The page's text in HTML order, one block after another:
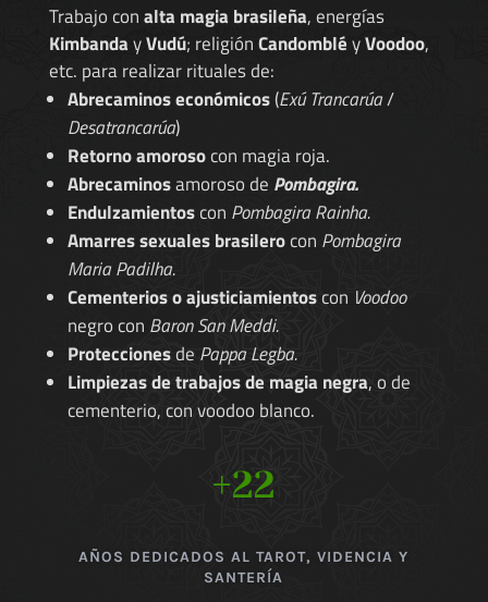
Trabajo conalta magia brasileña, energías
KimbandayVudú; religiónCandombléyVoodoo,
etc. para realizar rituales de:
Abrecaminos económicos(Exú Trancarúa/
Desatrancarúa)
Retorno amorosocon magia roja.
Abrecaminosamoroso de Pombagira.
Endulzamientoscon Pombagira Rainha.
Amarres sexuales brasilerocon Pombagira
Maria Padilha.
Cementerios o ajusticiamientoscon Voodoo
negro con Baron San Meddi.
Proteccionesde Pappa Legba.
Limpiezas de trabajos de magia negra, o de
cementerio, con voodoo blanco.
+22
AÑOS DEDICADOS AL TAROT, VIDENCIA Y
SANTERÍA